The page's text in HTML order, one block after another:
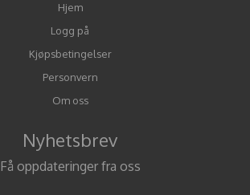
Hjem
Logg på
Kjøpsbetingelser
Personvern
Om oss
Nyhetsbrev
Få oppdateringer fra oss